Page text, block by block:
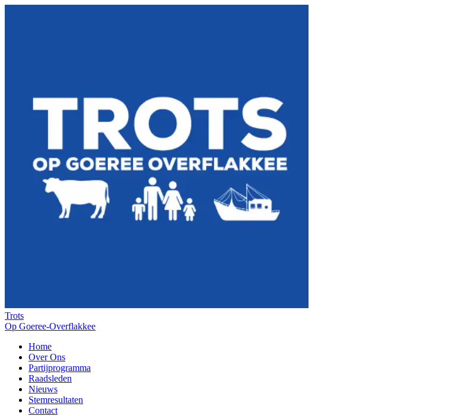
Trots
Op Goeree-Overflakkee
Home
Over Ons
Partijprogramma
Raadsleden
Nieuws
Stemresultaten
Contact